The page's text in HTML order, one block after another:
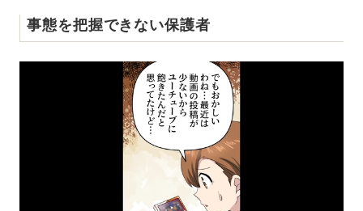
事態を把握できない保護者